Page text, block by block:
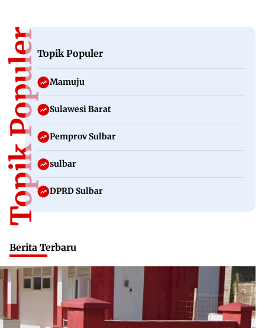
Topik PopulerTopik Populer
Mamuju
Sulawesi Barat
Pemprov Sulbar
sulbar
DPRD Sulbar
Berita Terbaru